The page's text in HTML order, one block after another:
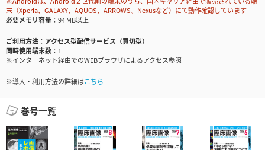
末（Xperia、GALAXY、AQUOS、ARROWS、Nexusなど）にて動作確認しています
必要メモリ容量
94 MB以上
ご利用方法
アクセス型配信サービス（買切型）
同時使用端末数
1
※インターネット経由でのWEBブラウザによるアクセス参照
※導入・利用方法の詳細はこちら
巻号一覧